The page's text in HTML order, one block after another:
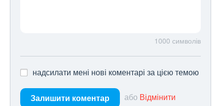
1000 символів
надсилати мені нові коментарі за цією темою
Залишити коментар або Відмінити